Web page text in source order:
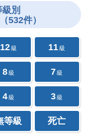
級別
532件）
12級 11級
8級 7級
4級 3級
等級 死亡